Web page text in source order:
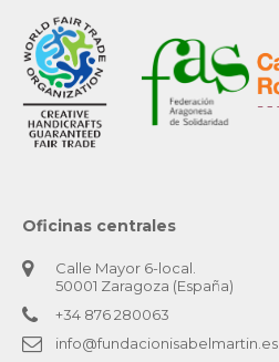
Oficinas centrales
Calle Mayor 6-local.
50001 Zaragoza (España)
+34 876 280063
info@fundacionisabelmartin.es